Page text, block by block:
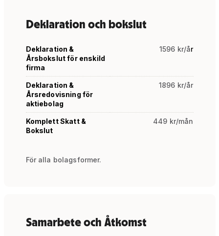
Deklaration och bokslut
Deklaration &
Årsbokslut för enskild
firma
1596 kr/år
Deklaration &
Årsredovisning för
aktiebolag
1896 kr/år
Komplett Skatt &
Bokslut
449 kr/mån
För alla bolagsformer.
Samarbete och Åtkomst